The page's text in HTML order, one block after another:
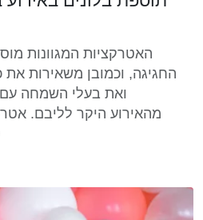
האטרקציות המגוונות
החגיגה, וכמובן משאירות את
ואת בעלי השמחה
מהאירוע היקר לליבם.